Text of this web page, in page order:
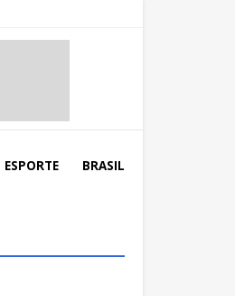
ESPORTE BRASIL